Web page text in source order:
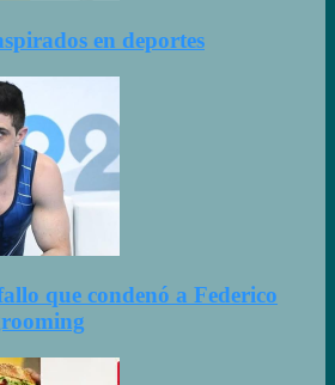
en deportes
que condenó a Federico